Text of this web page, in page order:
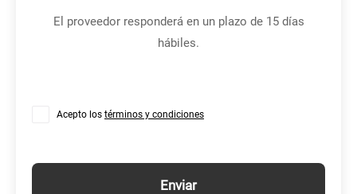
El proveedor responderá en un plazo de 15 días
hábiles.
Acepto los términos y condiciones
Enviar